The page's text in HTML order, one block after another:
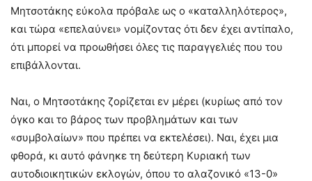
Μητσοτάκης εύκολα πρόβαλε ως ο «καταλληλότερος»,
και τώρα «επελαύνει» νομίζοντας ότι δεν έχει αντίπαλο,
ότι μπορεί να προωθήσει όλες τις παραγγελιές που του
επιβάλλονται.
Ναι, ο Μητσοτάκης ζορίζεται εν μέρει (κυρίως από τον
όγκο και το βάρος των προβλημάτων και των
«συμβολαίων» που πρέπει να εκτελέσει). Ναι, έχει μια
φθορά, κι αυτό φάνηκε τη δεύτερη Κυριακή των
αυτοδιοικητικών εκλογών, όπου το αλαζονικό «13-0»